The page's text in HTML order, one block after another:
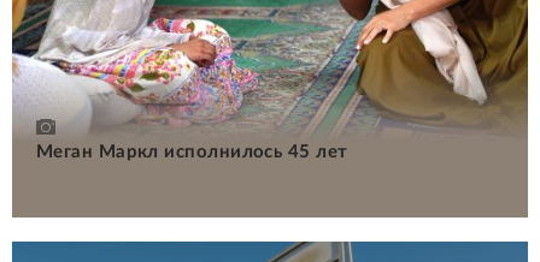
Меган Маркл исполнилось 45 лет